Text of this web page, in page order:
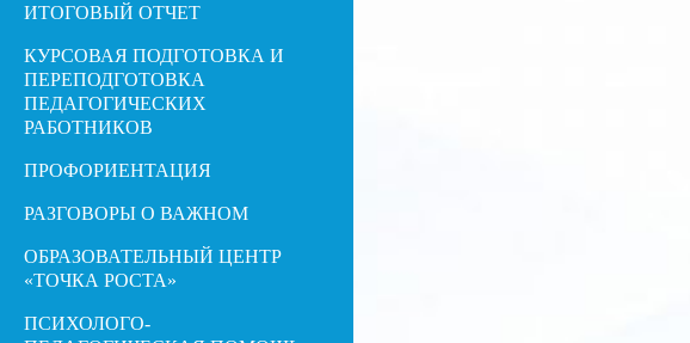
ИТОГОВЫЙ ОТЧЕТ
КУРСОВАЯ ПОДГОТОВКА И
ПЕРЕПОДГОТОВКА
ПЕДАГОГИЧЕСКИХ
РАБОТНИКОВ
ПРОФОРИЕНТАЦИЯ
РАЗГОВОРЫ О ВАЖНОМ
ОБРАЗОВАТЕЛЬНЫЙ ЦЕНТР
«ТОЧКА РОСТА»
ПСИХОЛОГО-